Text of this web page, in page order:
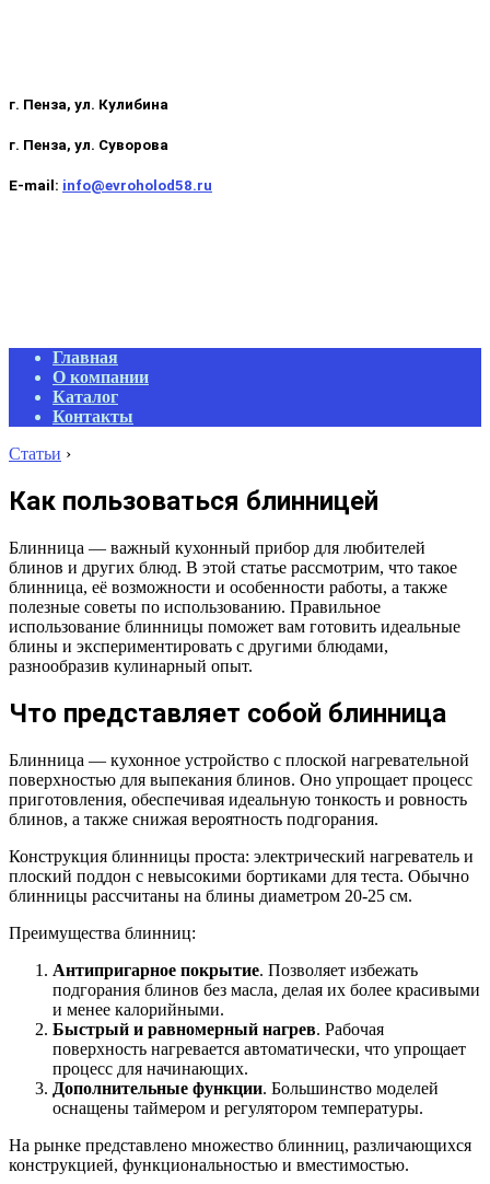
г. Пенза, ул. Кулибина
г. Пенза, ул. Суворова
E-mail: info@evroholod58.ru
Primary
Navigation
Menu
Главная
О компании
Каталог
Контакты
Статьи ›
Как пользоваться блинницей
Блинница — важный кухонный прибор для любителей
блинов и других блюд. В этой статье рассмотрим, что такое
блинница, её возможности и особенности работы, а также
полезные советы по использованию. Правильное
использование блинницы поможет вам готовить идеальные
блины и экспериментировать с другими блюдами,
разнообразив кулинарный опыт.
Что представляет собой блинница
Блинница — кухонное устройство с плоской нагревательной
поверхностью для выпекания блинов. Оно упрощает процесс
приготовления, обеспечивая идеальную тонкость и ровность
блинов, а также снижая вероятность подгорания.
Конструкция блинницы проста: электрический нагреватель и
плоский поддон с невысокими бортиками для теста. Обычно
блинницы рассчитаны на блины диаметром 20-25 см.
Преимущества блинниц:
Антипригарное покрытие. Позволяет избежать
подгорания блинов без масла, делая их более красивыми
и менее калорийными.
Быстрый и равномерный нагрев. Рабочая
поверхность нагревается автоматически, что упрощает
процесс для начинающих.
Дополнительные функции. Большинство моделей
оснащены таймером и регулятором температуры.
На рынке представлено множество блинниц, различающихся
конструкцией, функциональностью и вместимостью.